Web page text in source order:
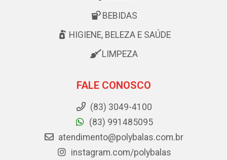
BEBIDAS
HIGIENE, BELEZA E SAÚDE
LIMPEZA
FALE CONOSCO
(83) 3049-4100
(83) 991485095
atendimento@polybalas.com.br
instagram.com/polybalas